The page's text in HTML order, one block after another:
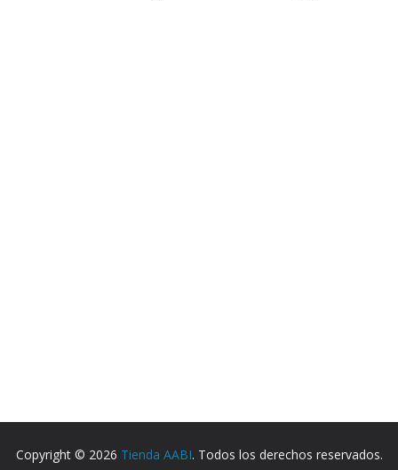
Copyright © 2026 Tienda AABI. Todos los derechos reservados.